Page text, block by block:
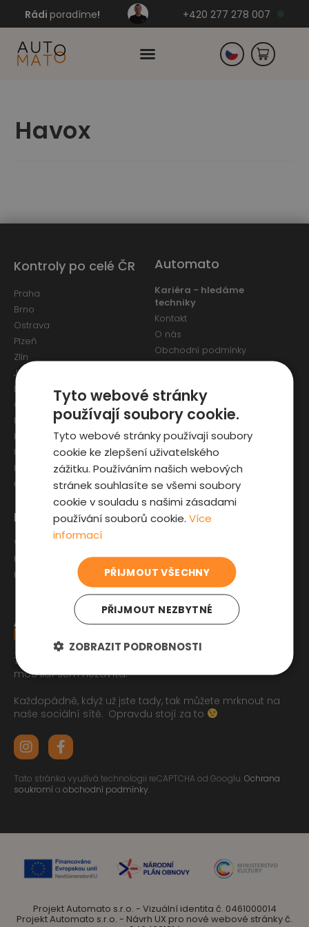
Rádi poradíme! +420 277 278 007
Havox
Tak jste se pročetli až sem dolu jo? To zasluhuje respekt,
moc lidí sem nezavítá.
Každopádně, když už jste tady, tak můžete mrknout na
naše sociální sítě. Opravdu stojí za to
Tato stránka využívá technologii reCAPTCHA od Googlu.Ochrana
soukromía obchodní podmínky.
Pro zákazníky
Výběr auta
Fyzická kontrola auta
Prověrka historie
Zajímavosti
Kupní smlouva na auto
Jak registrovat auto
Sleva pro IZS
Automato
Kariéra - hledáme
techniky
Kontakt
O nás
Obchodní podmínky
Kontroly po celé ČR
Praha
Brno
Ostrava
Plzeň
Zlín
Jihlava
Liberec
Olomouc
Pardubice
Karlovy Vary
Ústí nad Labem
Hradec Králové
České Budějovice
Projekt Automato s.r.o. - Vizuální identita č. 0461000014
Projekt Automato s.r.o. - Návrh UX pro nové webové stránky č.
Tyto webové stránky
používají soubory cookie.
Tyto webové stránky používají soubory
cookie ke zlepšení uživatelského
zážitku. Používáním našich webových
stránek souhlasíte se všemi soubory
cookie v souladu s našimi zásadami
používání souborů cookie.Více
informací
PŘIJMOUT VŠECHNY
PŘIJMOUT NEZBYTNÉ
ZOBRAZIT PODROBNOSTI